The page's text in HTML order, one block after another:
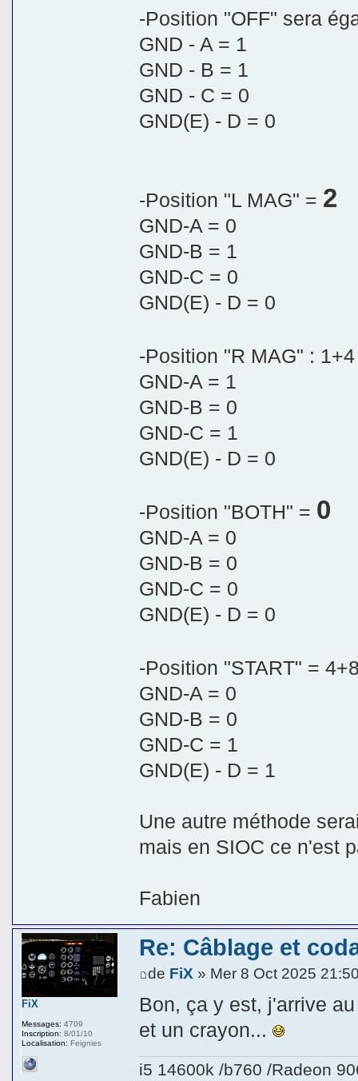
-Position "OFF" sera
GND - A = 1
GND - B = 1
GND - C = 0
GND(E) - D = 0
-Position "L MAG" = 2
GND-A = 0
GND-B = 1
GND-C = 0
GND(E) - D = 0
-Position "R MAG" :
GND-A = 1
GND-B = 0
GND-C = 1
GND(E) - D = 0
-Position "BOTH" = 0
GND-A = 0
GND-B = 0
GND-C = 0
GND(E) - D = 0
-Position "START" =
GND-A = 0
GND-B = 0
GND-C = 1
GND(E) - D = 1
Une autre méthode
mais en SIOC ce n'est
Fabien
Re: Câblage et
de FiX » Mer 8 Oct 2025
Bon, ça y est, j'arrive
et un crayon...
i5 14600k /b760 /Radeon
FiX
Messages: 4709
Inscription: 8/01/10
Localisation: Feignies